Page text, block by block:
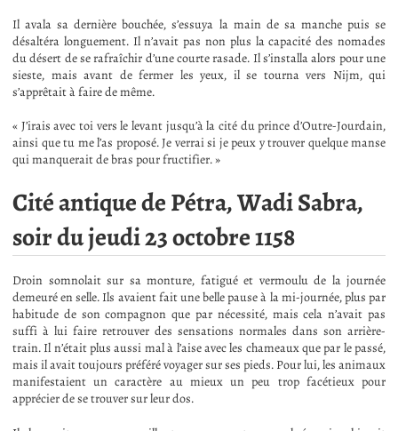
Il avala sa dernière bouchée, s’essuya la main de sa manche puis se
désaltéra longuement. Il n’avait pas non plus la capacité des nomades
du désert de se rafraîchir d’une courte rasade. Il s’installa alors pour une
sieste, mais avant de fermer les yeux, il se tourna vers Nijm, qui
s’apprêtait à faire de même.
« J’irais avec toi vers le levant jusqu’à la cité du prince d’Outre-Jourdain,
ainsi que tu me l’as proposé. Je verrai si je peux y trouver quelque manse
qui manquerait de bras pour fructifier. »
Cité antique de Pétra, Wadi Sabra,
soir du jeudi 23 octobre 1158
Droin somnolait sur sa monture, fatigué et vermoulu de la journée
demeuré en selle. Ils avaient fait une belle pause à la mi-journée, plus par
habitude de son compagnon que par nécessité, mais cela n’avait pas
suffi à lui faire retrouver des sensations normales dans son arrière-
train. Il n’était plus aussi mal à l’aise avec les chameaux que par le passé,
mais il avait toujours préféré voyager sur ses pieds. Pour lui, les animaux
manifestaient un caractère au mieux un peu trop facétieux pour
apprécier de se trouver sur leur dos.